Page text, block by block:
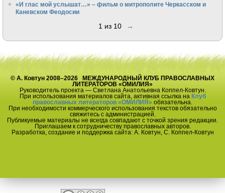
«И глас мой услышат…» – фильм о митрополите Черкасском и
Каневском Феодосии
1 из 10 →
© А. Ковтун 2008–2026 МЕЖДУНАРОДНЫЙ КЛУБ ПРАВОСЛАВНЫХ
ЛИТЕРАТОРОВ «ОМИЛИЯ»
Руководитель проекта — Светлана Анатольевна Коппел-Ковтун.
При использования материалов сайта, активная ссылка на Клуб
православных литераторов «ОМИЛИЯ» обязательна.
При необходимости коммерческого использования текстов обязательно
свяжитесь с администрацией.
Публикуемые материалы не всегда совпадают с точкой зрения редакции.
Приглашаем к сотрудничеству православных авторов.
Разработка, создание и поддержка сайта: А. Ковтун, С. Коппел-Ковтун